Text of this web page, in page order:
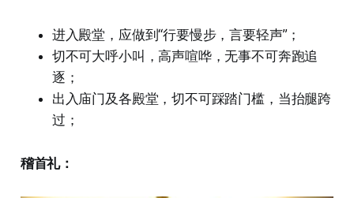
进入殿堂，应做到“行要慢步，言要轻声”；
切不可大呼小叫，高声喧哗，无事不可奔跑追
逐；
出入庙门及各殿堂，切不可踩踏门槛，当抬腿跨
过；
稽首礼：